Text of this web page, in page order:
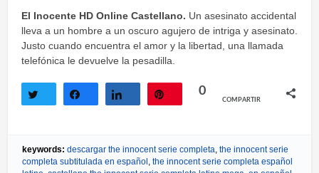
El Inocente HD Online Castellano. Un asesinato accidental
lleva a un hombre a un oscuro agujero de intriga y asesinato.
Justo cuando encuentra el amor y la libertad, una llamada
telefónica le devuelve la pesadilla.
0
COMPARTIR
keywords: descargar the innocent serie completa, the innocent serie
completa subtitulada en español , the innocent serie completa español